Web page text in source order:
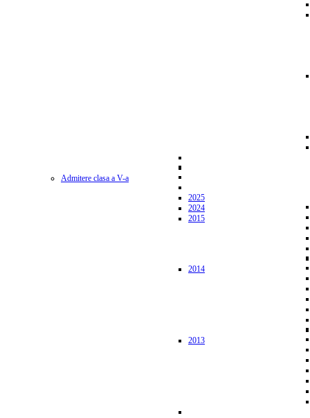
Admitere clasa a V-a
2025
2024
2015
2014
2013